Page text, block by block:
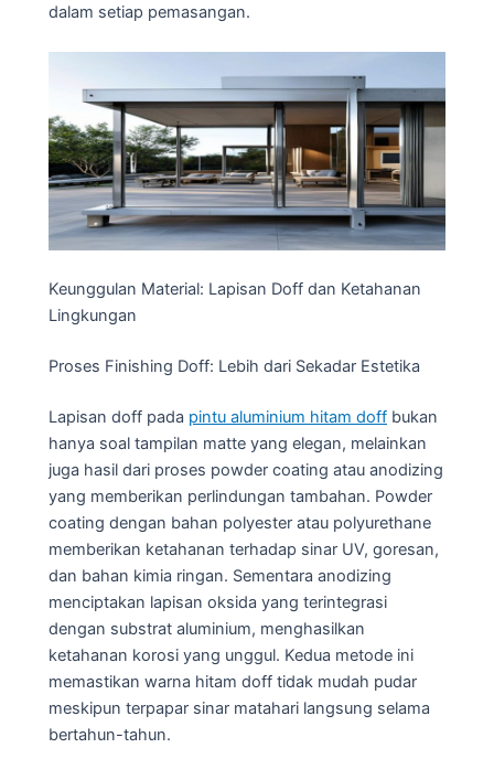
dalam setiap pemasangan.
Keunggulan Material: Lapisan Doff dan Ketahanan
Lingkungan
Proses Finishing Doff: Lebih dari Sekadar Estetika
Lapisan doff pada pintu aluminium hitam doff bukan
hanya soal tampilan matte yang elegan, melainkan
juga hasil dari proses powder coating atau anodizing
yang memberikan perlindungan tambahan. Powder
coating dengan bahan polyester atau polyurethane
memberikan ketahanan terhadap sinar UV, goresan,
dan bahan kimia ringan. Sementara anodizing
menciptakan lapisan oksida yang terintegrasi
dengan substrat aluminium, menghasilkan
ketahanan korosi yang unggul. Kedua metode ini
memastikan warna hitam doff tidak mudah pudar
meskipun terpapar sinar matahari langsung selama
bertahun-tahun.